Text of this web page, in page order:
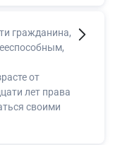
гражданина,
от
лет права
своими